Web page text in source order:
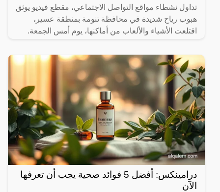
تداول نشطاء مواقع التواصل الاجتماعي، مقطع فيديو يوثق
هبوب رياح شديدة في محافظة تنومة بمنطقة عسير،
اقتلعت الأشياء والألعاب من أماكنها، يوم أمس الجمعة.
درامينكس: أفضل 5 فوائد صحية يجب أن تعرفها
الآن